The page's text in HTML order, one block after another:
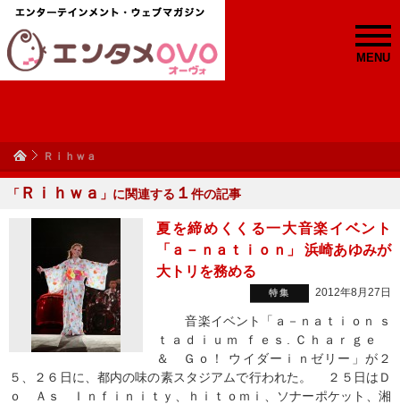
MENU
Ｒｉｈｗａ
「 Ｒｉｈｗａ 」に関連する １ 件の記事
夏を締めくくる一大音楽イベント
「ａ－ｎａｔｉｏｎ」 浜崎あゆみが
大トリを務める
特集 2012年8月27日
音楽イベント「ａ－ｎａｔｉｏｎ ｓ
ｔａｄｉｕｍ ｆｅｓ. Ｃｈａｒｇｅ
＆ Ｇｏ！ ウイダーｉｎゼリー」が２
５、２６日に、都内の味の素スタジアムで行われた。 ２５日はＤ
ｏ Ａｓ Ｉｎｆｉｎｉｔｙ、ｈｉｔｏｍｉ、ソナーポケット、湘